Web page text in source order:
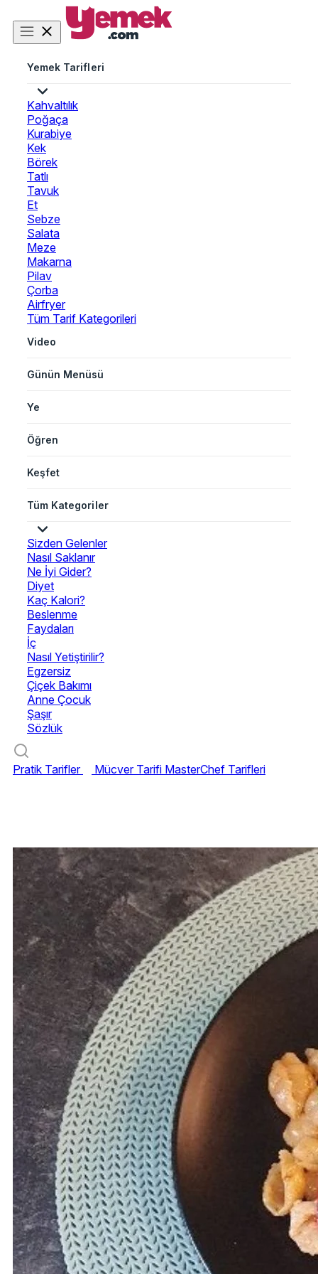
Yemek Tarifleri
Kahvaltılık
Poğaça
Kurabiye
Kek
Börek
Tatlı
Tavuk
Et
Sebze
Salata
Meze
Makarna
Pilav
Çorba
Airfryer
Tüm Tarif Kategorileri
Video
Günün Menüsü
Ye
Öğren
Keşfet
Tüm Kategoriler
Sizden Gelenler
Nasıl Saklanır
Ne İyi Gider?
Diyet
Kaç Kalori?
Beslenme
Faydaları
İç
Nasıl Yetiştirilir?
Egzersiz
Çiçek Bakımı
Anne Çocuk
Şaşır
Sözlük
Pratik Tarifler Mücver Tarifi MasterChef Tarifleri